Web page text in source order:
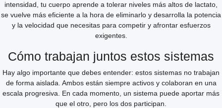
intensidad, tu cuerpo aprende a tolerar niveles más altos de lactato,
se vuelve más eficiente a la hora de eliminarlo y desarrolla la potencia
y la velocidad que necesitas para competir y afrontar esfuerzos
exigentes.
Cómo trabajan juntos estos sistemas
Hay algo importante que debes entender: estos sistemas no trabajan
de forma aislada. Ambos están siempre activos y colaboran en una
escala progresiva. En cada momento, un sistema puede aportar más
que el otro, pero los dos participan.